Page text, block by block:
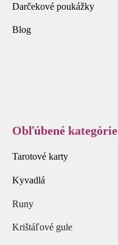
Darčekové poukážky
Blog
Obľúbené kategórie
Tarotové karty
Kyvadlá
Runy
Krištáľové gule